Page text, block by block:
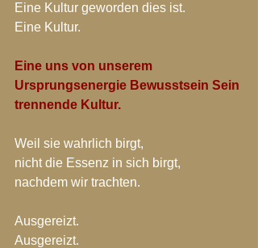
Eine Kultur geworden dies ist.
Eine Kultur.
Eine uns von unserem
Ursprungsenergie Bewusstsein Sein
trennende Kultur.
Weil sie wahrlich birgt,
nicht die Essenz in sich birgt,
nachdem wir trachten.
Ausgereizt.
Ausgereizt.